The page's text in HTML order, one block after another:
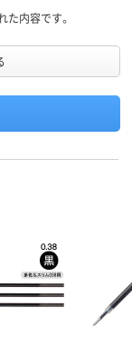
た内容です。